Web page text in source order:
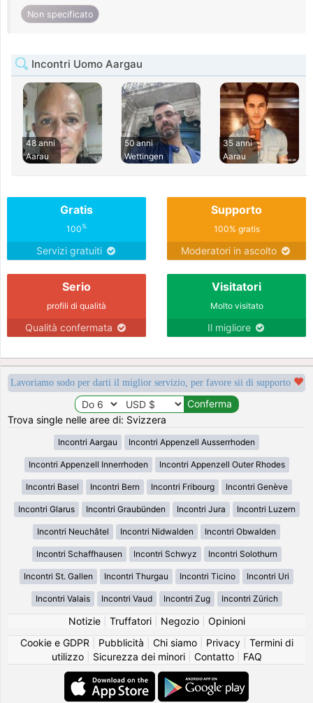
Non specificato
Incontri Uomo Aargau
48 anni
Aarau
50 anni
Wettingen
35 anni
Aarau
Gratis
100%
Servizi gratuiti
Supporto
100% gratis
Moderatori in ascolto
Serio
profili di qualità
Qualità confermata
Visitatori
Molto visitato
Il migliore
Lavoriamo sodo per darti il miglior servizio, per favore sii di supporto
Trova single nelle aree di: Svizzera
Incontri Aargau Incontri Appenzell Ausserrhoden
Incontri Appenzell Innerrhoden Incontri Appenzell Outer Rhodes
Incontri Basel Incontri Bern Incontri Fribourg Incontri Genève
Incontri Glarus Incontri Graubünden Incontri Jura Incontri Luzern
Incontri Neuchâtel Incontri Nidwalden Incontri Obwalden
Incontri Schaffhausen Incontri Schwyz Incontri Solothurn
Incontri St. Gallen Incontri Thurgau Incontri Ticino Incontri Uri
Incontri Valais Incontri Vaud Incontri Zug Incontri Zürich
Notizie| Truffatori| Negozio| Opinioni
Cookie e GDPR
Pubblicità Chi siamo| Privacy| Termini di
utilizzo| Sicurezza dei minori| Contatto| FAQ